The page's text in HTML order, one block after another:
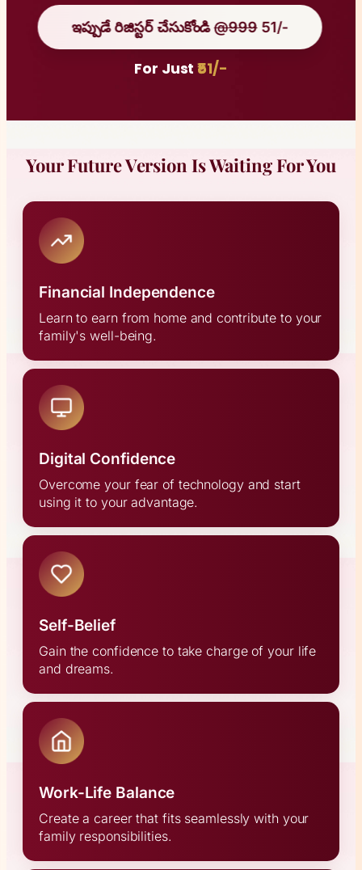
ఇప్పుడే రిజిస్టర్ చేసుకోండి@999 51/-
For Just₹51/-
Your Future Version Is Waiting For You
Financial Independence
Learn to earn from home and contribute to your
family's well-being.
Digital Confidence
Overcome your fear of technology and start
using it to your advantage.
Self-Belief
Gain the confidence to take charge of your life
and dreams.
Work-Life Balance
Create a career that fits seamlessly with your
family responsibilities.